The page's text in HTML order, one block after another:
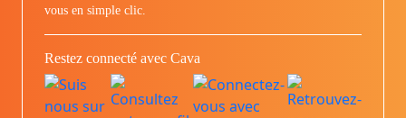
vous en simple clic.
Restez connecté avec Cava